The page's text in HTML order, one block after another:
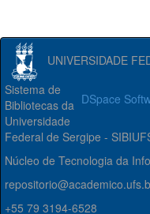
UNIVERSIDADE
DSpace
Sistema de
Bibliotecas da
Universidade
Federal de Sergipe -
Núcleo de Tecnologia da
+55 79 3194-6528